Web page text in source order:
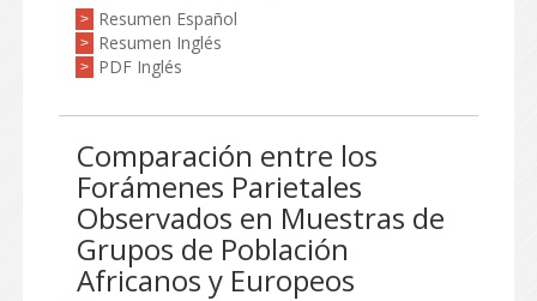
> Resumen Español
> Resumen Inglés
> PDF Inglés
Comparación entre los
Forámenes Parietales
Observados en Muestras de
Grupos de Población
Africanos y Europeos